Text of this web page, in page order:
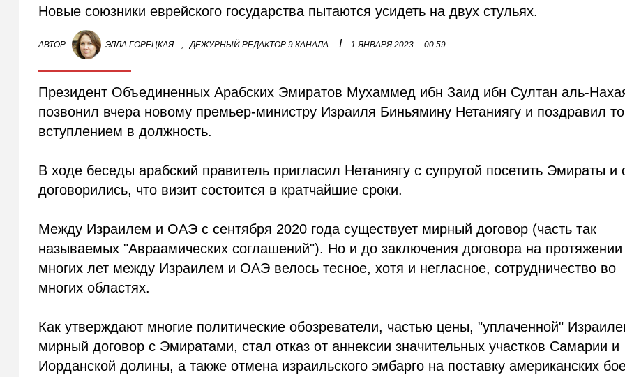
Новые союзники еврейского государства пытаются усидеть на двух стульях.
АВТОР: ЭЛЛА ГОРЕЦКАЯ , ДЕЖУРНЫЙ РЕДАКТОР 9 КАНАЛА I 1 ЯНВАРЯ 2023 00:59
Президент Объединенных Арабских Эмиратов Мухаммед ибн Заид ибн Султан аль-
позвонил вчера новому премьер-министру Израиля Биньямину Нетаниягу и поздравил
вступлением в должность.
В ходе беседы арабский правитель пригласил Нетаниягу с супругой посетить Эмираты и
договорились, что визит состоится в кратчайшие сроки.
Между Израилем и ОАЭ с сентября 2020 года существует мирный договор (часть так
называемых "Авраамических соглашений"). Но и до заключения договора на протяжении
многих лет между Израилем и ОАЭ велось тесное, хотя и негласное, сотрудничество во
многих областях.
Как утверждают многие политические обозреватели, частью цены, "уплаченной"
мирный договор с Эмиратами, стал отказ от аннексии значительных участков Самарии и
Иорданской долины, а также отмена израильского эмбарго на поставку американских